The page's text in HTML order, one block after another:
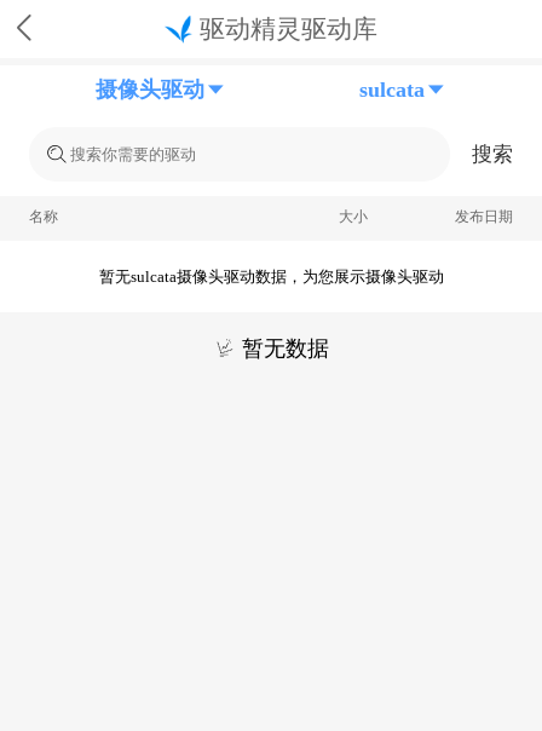
驱动精灵驱动库
摄像头驱动 sulcata
搜索
名称 大小 发布日期
暂无sulcata摄像头驱动数据，为您展示摄像头驱动
暂无数据